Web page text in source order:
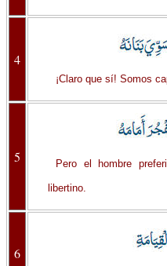
4
¡Claro que sí! Somos
5 Pero el hombre
libertino.
6